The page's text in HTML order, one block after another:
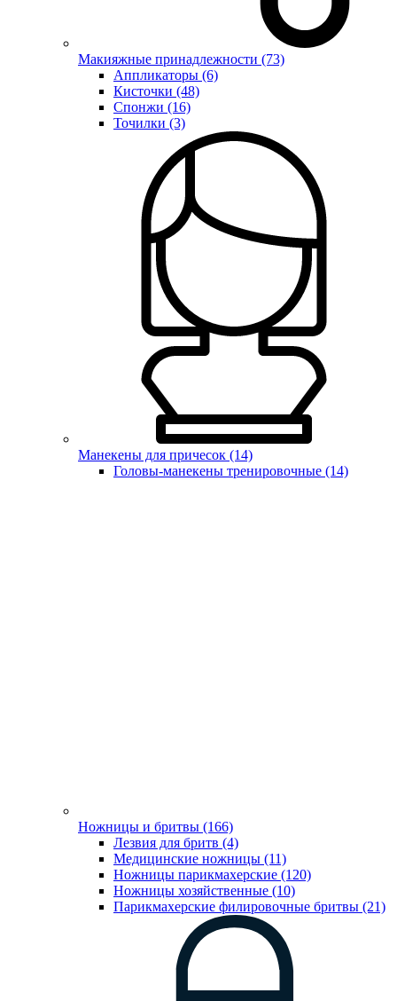
Макияжные принадлежности (73)
Аппликаторы (6)
Кисточки (48)
Спонжи (16)
Точилки (3)
Манекены для причесок (14)
Головы-манекены тренировочные (14)
Ножницы и бритвы (166)
Лезвия для бритв (4)
Медицинские ножницы (11)
Ножницы парикмахерские (120)
Ножницы хозяйственные (10)
Парикмахерские филировочные бритвы (21)